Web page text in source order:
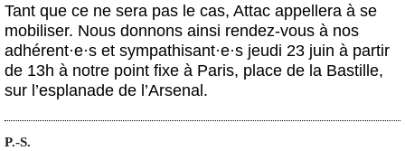
Tant que ce ne sera pas le cas, Attac appellera à se
mobiliser. Nous donnons ainsi rendez-vous à nos
adhérent·e·s et sympathisant·e·s jeudi 23 juin à partir
de 13h à notre point fixe à Paris, place de la Bastille,
sur l’esplanade de l’Arsenal.
P.-S.